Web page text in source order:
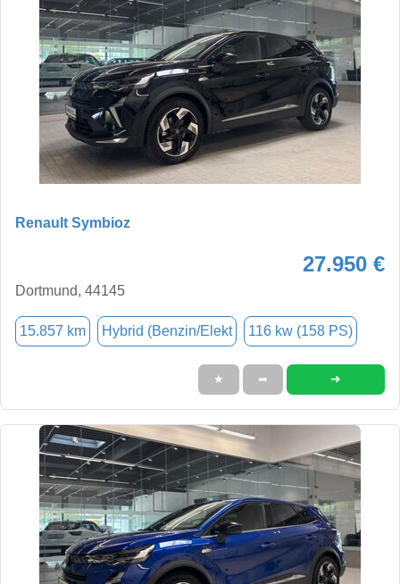
Renault Symbioz
27.950 €
Dortmund, 44145
15.857 km Hybrid (Benzin/Elekt 116 kw (158 PS)
★ ➦ ➜